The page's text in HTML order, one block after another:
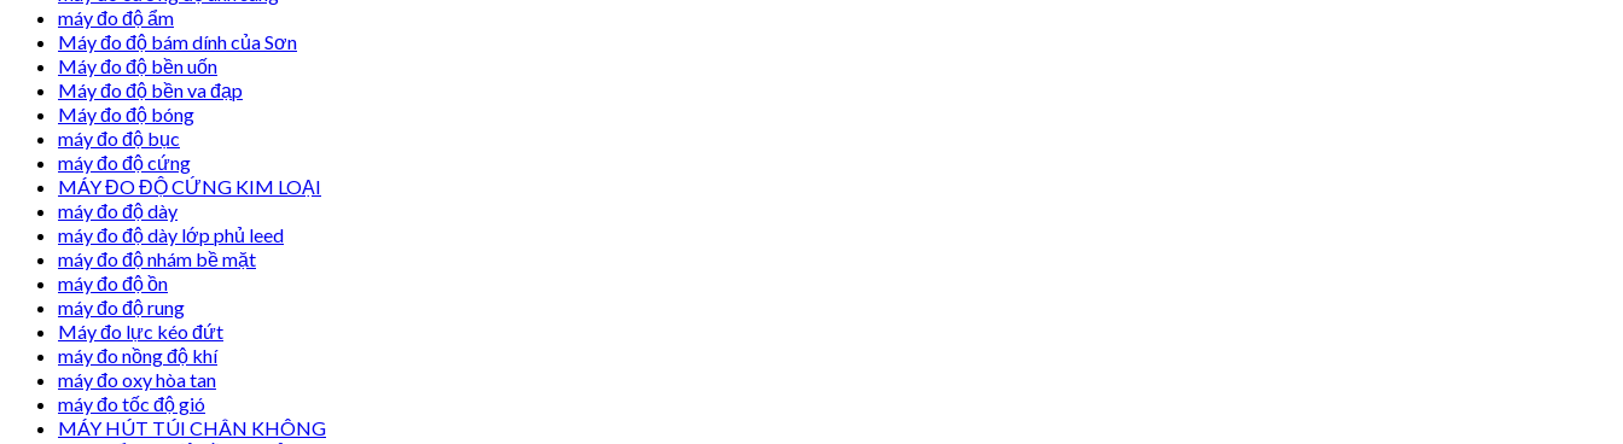
máy đo độ ẩm
Máy đo độ bám dính của Sơn
Máy đo độ bền uốn
Máy đo độ bền va đạp
Máy đo độ bóng
máy đo độ bục
máy đo độ cứng
MÁY ĐO ĐỘ CỨNG KIM LOẠI
máy đo độ dày
máy đo độ dày lớp phủ leed
máy đo độ nhám bề mặt
máy đo độ ồn
máy đo độ rung
Máy đo lực kéo đứt
máy đo nồng độ khí
máy đo oxy hòa tan
máy đo tốc độ gió
MÁY HÚT TÚI CHÂN KHÔNG